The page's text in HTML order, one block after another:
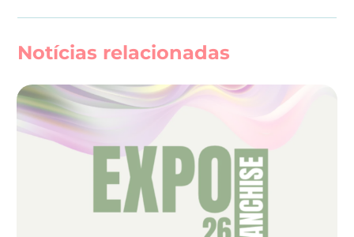
Notícias relacionadas